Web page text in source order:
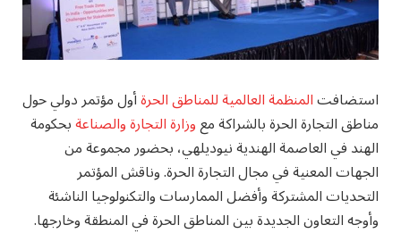
استضافتالمنظمة العالمية للمناطق الحرةأول مؤتمر دولي حول
مناطق التجارة الحرة بالشراكة معوزارة التجارة والصناعةبحكومة
الهند في العاصمة الهندية نيوديلهي، بحضور مجموعة من
الجهات المعنية في مجال التجارة الحرة. وناقش المؤتمر
التحديات المشتركة وأفضل الممارسات والتكنولوجيا الناشئة
وأوجه التعاون الجديدة بين المناطق الحرة في المنطقة وخارجها.